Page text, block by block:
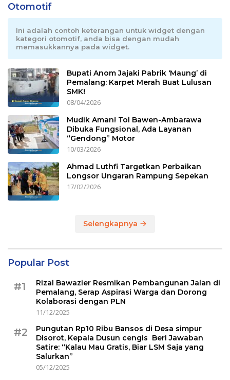
Otomotif
Ini adalah contoh keterangan untuk widget dengan
kategori otomotif, anda bisa dengan mudah
memasukkannya pada widget.
Bupati Anom Jajaki Pabrik ‘Maung’ di
Pemalang: Karpet Merah Buat Lulusan
SMK!
08/04/2026
Mudik Aman! Tol Bawen-Ambarawa
Dibuka Fungsional, Ada Layanan
“Gendong” Motor
10/03/2026
Ahmad Luthfi Targetkan Perbaikan
Longsor Ungaran Rampung Sepekan
17/02/2026
Selengkapnya
Popular Post
#1
Rizal Bawazier Resmikan Pembangunan Jalan di
Pemalang, Serap Aspirasi Warga dan Dorong
Kolaborasi dengan PLN
11/12/2025
#2
Pungutan Rp10 Ribu Bansos di Desa simpur
Disorot, Kepala Dusun cengis Beri Jawaban
Satire: “Kalau Mau Gratis, Biar LSM Saja yang
Salurkan”
05/12/2025